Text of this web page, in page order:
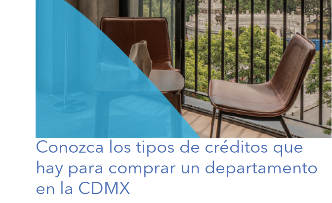
Conozca los tipos de créditos que
hay para comprar un departamento
en la CDMX